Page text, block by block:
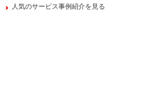
人気のサービス事例紹介を見る